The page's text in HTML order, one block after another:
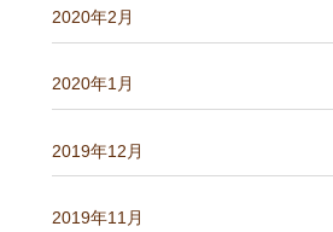
2020年2月
2020年1月
2019年12月
2019年11月